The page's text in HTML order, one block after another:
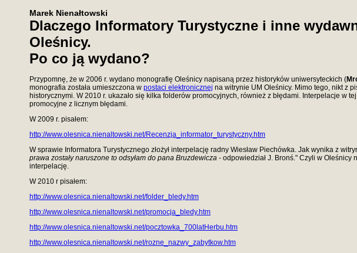
Marek Nienałtowski
Dlaczego Informatory Turystyczne i inne
Oleśnicy.
Po co ją wydano?
Przypomnę, że w 2006 r. wydano monografię Oleśnicy napisaną przez historyków uniwersyteckich (
monografia została umieszczona w postaci elektronicznej na witrynie UM Oleśnicy. Mimo tego, nikt z
historycznymi. W 2010 r. ukazało się kilka folderów promocyjnych, również z błędami. Interpelacje w
promocyjne z licznym błędami.
W 2009 r. pisałem:
http://www.olesnica.nienaltowski.net/Recenzja_informator_turystyczny.htm
W sprawie Informatora Turystycznego złożył interpelację radny Wiesław Piechówka. Jak wynika z
prawa zostały naruszone to odsyłam do pana Bruzdewicza - odpowiedział J. Bronś." Czyli w Oleśnicy
interpelację.
W 2010 r pisałem:
http://www.olesnica.nienaltowski.net/folder_bledy.htm
http://www.olesnica.nienaltowski.net/promocja_bledy.htm
http://www.olesnica.nienaltowski.net/pocztowka_700latHerbu.htm
http://www.olesnica.nienaltowski.net/rozne_nazwy_zabytkow.htm